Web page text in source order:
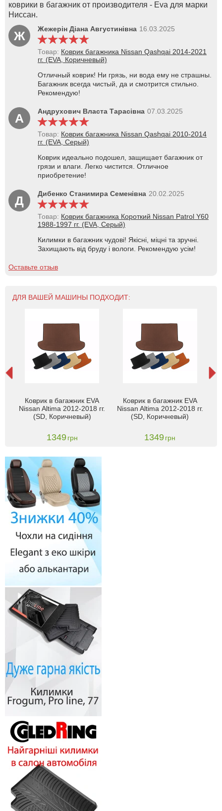
коврики в багажник от производителя - Eva для марки
Ниссан.
Ж Жежерін Діана Августинівна 16.03.2025
Товар: Коврик багажника Nissan Qashqai 2014-2021
гг. (EVA, Коричневый)
Отличный коврик! Ни грязь, ни вода ему не страшны.
Багажник всегда чистый, да и смотрится стильно.
Рекомендую!
А Андрухович Власта Тарасівна 07.03.2025
Товар: Коврик багажника Nissan Qashqai 2010-2014
гг. (EVA, Серый)
Коврик идеально подошел, защищает багажник от
грязи и влаги. Легко чистится. Отличное
приобретение!
Д Дибенко Станимира Семенівна 20.02.2025
Товар: Коврик багажника Короткий Nissan Patrol Y60
1988-1997 гг. (EVA, Серый)
Килимки в багажник чудові! Якісні, міцні та зручні.
Захищають від бруду і вологи. Рекомендую усім!
Оставьте отзыв
ДЛЯ ВАШЕЙ МАШИНЫ ПОДХОДИТ:
Коврик в багажник EVA
Nissan Altima 2012-2018 гг.
(SD, Коричневый)
1349 грн
Коврик в багажник EVA
Nissan Altima 2012-2018 гг.
(SD, Коричневый)
1349грн